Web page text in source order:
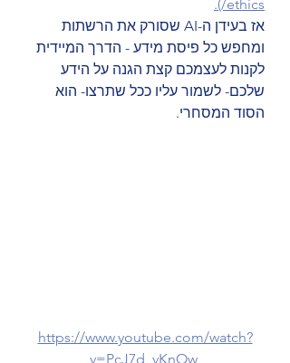
ethics/).
אז בעידן ה-AI שסורק את הרשתות
ומחפש כל פיסת מידע - הדרך המיידית
לקנות לעצמכם קצת הגנה על הידע
שלכם- לשמור עליו ככל שתרצו- הוא
הסוד המסחרי.
https://www.youtube.com/watch?
v=PcJ7d_vKnOw